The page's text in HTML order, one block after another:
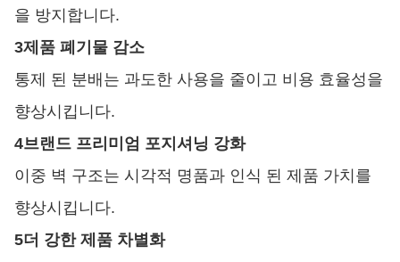
을 방지합니다.
3제품 폐기물 감소
통제 된 분배는 과도한 사용을 줄이고 비용 효율성을
향상시킵니다.
4브랜드 프리미엄 포지셔닝 강화
이중 벽 구조는 시각적 명품과 인식 된 제품 가치를
향상시킵니다.
5더 강한 제품 차별화